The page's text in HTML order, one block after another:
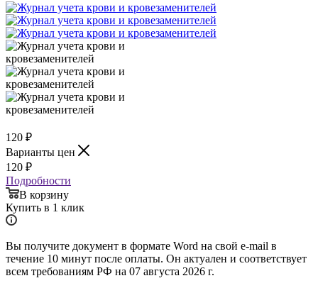
120 ₽
Варианты цен
120 ₽
Подробности
В корзину
Купить в 1 клик
Вы получите документ в формате Word на свой e-mail в
течение 10 минут после оплаты. Он актуален и соответствует
всем требованиям РФ на 07 августа 2026 г.